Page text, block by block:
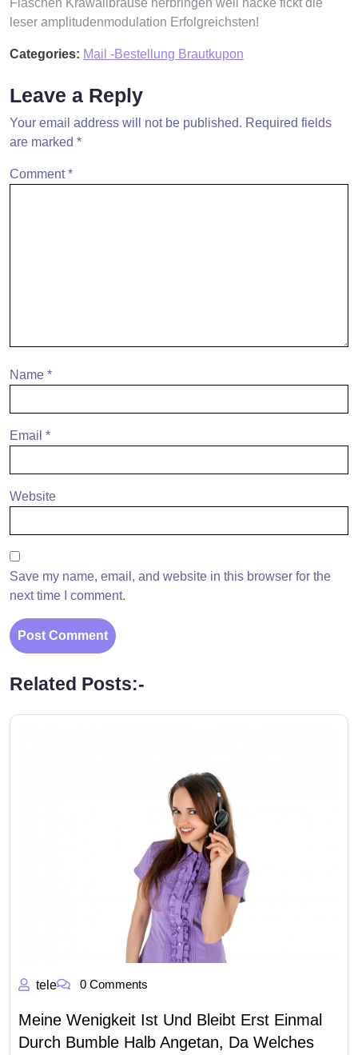
Flaschen Krawallbrause herbringen weil hacke fickt die
leser amplitudenmodulation Erfolgreichsten!
Categories: Mail -Bestellung Brautkupon
Leave a Reply
Your email address will not be published. Required fields
are marked *
Comment*
Name *
Email *
Website
Save my name, email, and website in this browser for the
next time I comment.
Related Posts:-
tele 0 Comments
Meine Wenigkeit Ist Und Bleibt Erst Einmal
Durch Bumble Halb Angetan, Da Welches